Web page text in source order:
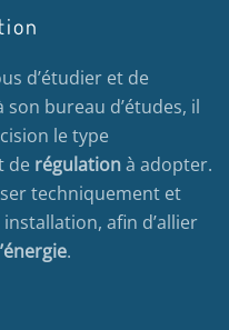
d’étudier et de
bureau d’études, il
le type
de régulationà adopter.
techniquement et
afin d’allier
.